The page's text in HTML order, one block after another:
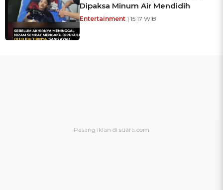
Dipaksa Minum Air Mendidih
Entertainment | 15:17 WIB